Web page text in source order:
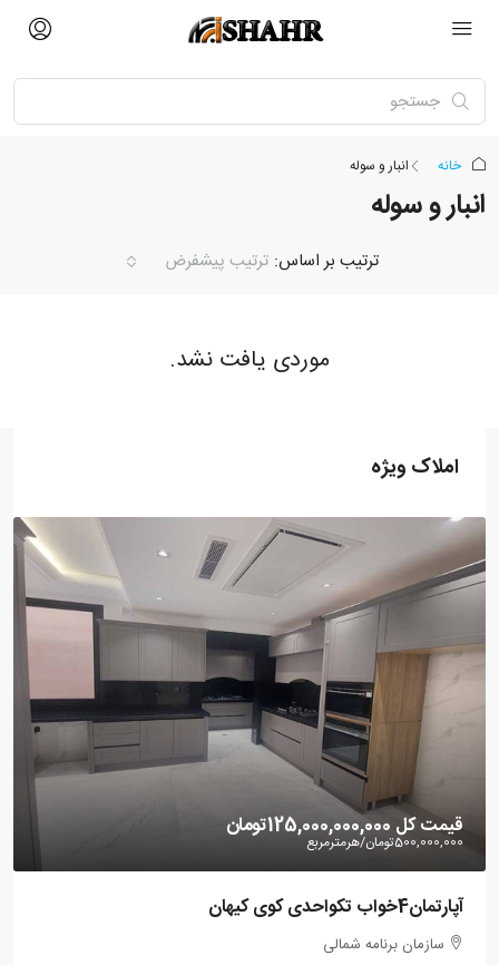
خانه انبار و سوله
انبار و سوله
ترتیب بر اساس: ترتیب پیشفرض
موردی یافت نشد.
املاک ویژه
قیمت کل 125,000,000,000تومان
500,000,000تومان /هرمترمربع
آپارتمان4خواب تکواحدی کوی کیهان
سازمان برنامه شمالی